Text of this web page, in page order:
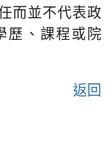
而並不代表政
歷、課程或院
返回